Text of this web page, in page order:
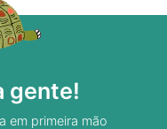
gente!
em primeira mão